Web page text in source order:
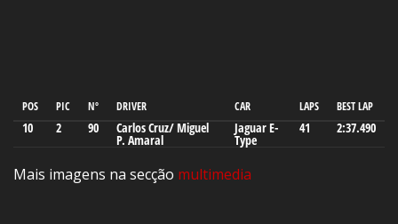
POS PIC Nº DRIVER CAR LAPS BEST LAP
10 2 90 Carlos Cruz/ Miguel
P. Amaral
Jaguar E-
Type
41 2:37.490
Mais imagens na secção multimedia